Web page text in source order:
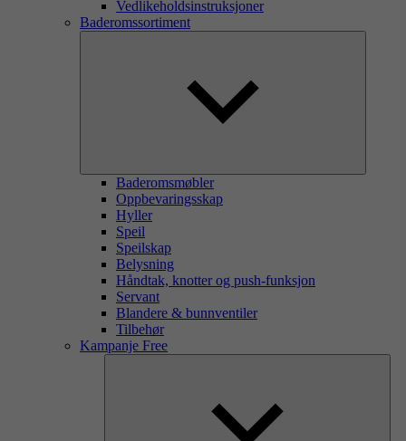
Vedlikeholdsinstruksjoner
Baderomssortiment
Baderomsmøbler
Oppbevaringsskap
Hyller
Speil
Speilskap
Belysning
Håndtak, knotter og push-funksjon
Servant
Blandere & bunnventiler
Tilbehør
Kampanje Free